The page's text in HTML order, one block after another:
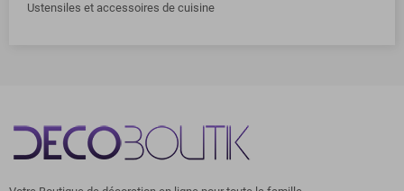
Ustensiles et accessoires de cuisine